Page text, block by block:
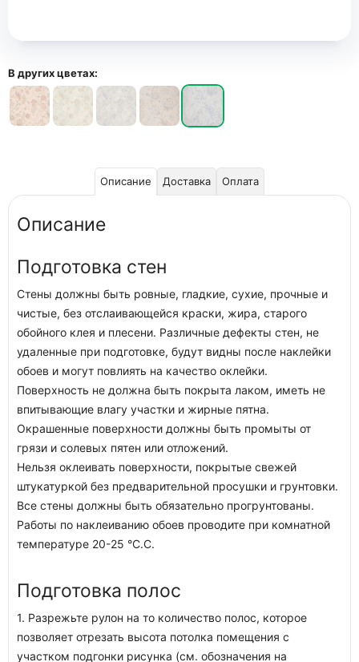
В других цветах:
Описание Доставка Оплата
Описание
Подготовка стен
Стены должны быть ровные, гладкие, сухие, прочные и
чистые, без отслаивающейся краски, жира, старого
обойного клея и плесени. Различные дефекты стен, не
удаленные при подготовке, будут видны после наклейки
обоев и могут повлиять на качество оклейки.
Поверхность не должна быть покрыта лаком, иметь не
впитывающие влагу участки и жирные пятна.
Окрашенные поверхности должны быть промыты от
грязи и солевых пятен или отложений.
Нельзя оклеивать поверхности, покрытые свежей
штукатуркой без предварительной просушки и грунтовки.
Все стены должны быть обязательно прогрунтованы.
Работы по наклеиванию обоев проводите при комнатной
температуре 20-25 °C.C.
Подготовка полос
1. Разрежьте рулон на то количество полос, которое
позволяет отрезать высота потолка помещения с
участком подгонки рисунка (см. обозначения на